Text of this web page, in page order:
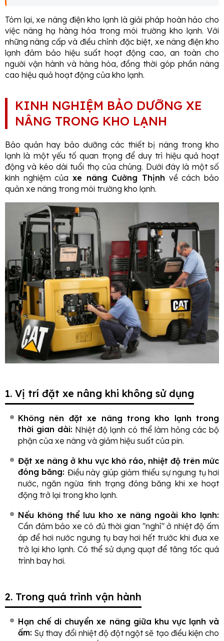
Tóm lại, xe nâng điện kho lạnh là giải pháp hoàn hảo cho
việc nâng hạ hàng hóa trong môi trường kho lạnh. Với
những nâng cấp và điều chỉnh đặc biệt, xe nâng điện kho
lạnh đảm bảo hiệu suất hoạt động cao, an toàn cho
người vận hành và hàng hóa, đồng thời góp phần nâng
cao hiệu quả hoạt động của kho lạnh.
KINH NGHIỆM BẢO DƯỠNG XE
NÂNG TRONG KHO LẠNH
Bảo quản hay bảo dưỡng các thiết bị nâng trong kho
lạnh là một yếu tố quan trọng để duy trì hiệu quả hoạt
động và kéo dài tuổi thọ của chúng. Dưới đây là một số
kinh nghiệm của xe nâng Cường Thịnh về cách bảo
quản xe nâng trong môi trường kho lạnh.
1. Vị trí đặt xe nâng khi không sử dụng
Không nên đặt xe nâng trong kho lạnh trong
thời gian dài: Nhiệt độ lạnh có thể làm hỏng các bộ
phận của xe nâng và giảm hiệu suất của pin.
Đặt xe nâng ở khu vực khô ráo, nhiệt độ trên mức
đóng băng: Điều này giúp giảm thiểu sự ngưng tụ hơi
nước, ngăn ngừa tình trạng đóng băng khi xe hoạt
động trở lại trong kho lạnh.
Nếu không thể lưu kho xe nâng ngoài kho lạnh:
Cần đảm bảo xe có đủ thời gian "nghỉ" ở nhiệt độ ấm
áp để hơi nước ngưng tụ bay hơi hết trước khi đưa xe
trở lại kho lạnh. Có thể sử dụng quạt để tăng tốc quá
trình bay hơi.
2. Trong quá trình vận hành
Hạn chế di chuyển xe nâng giữa khu vực lạnh và
ấm: Sự thay đổi nhiệt độ đột ngột sẽ tạo điều kiện cho